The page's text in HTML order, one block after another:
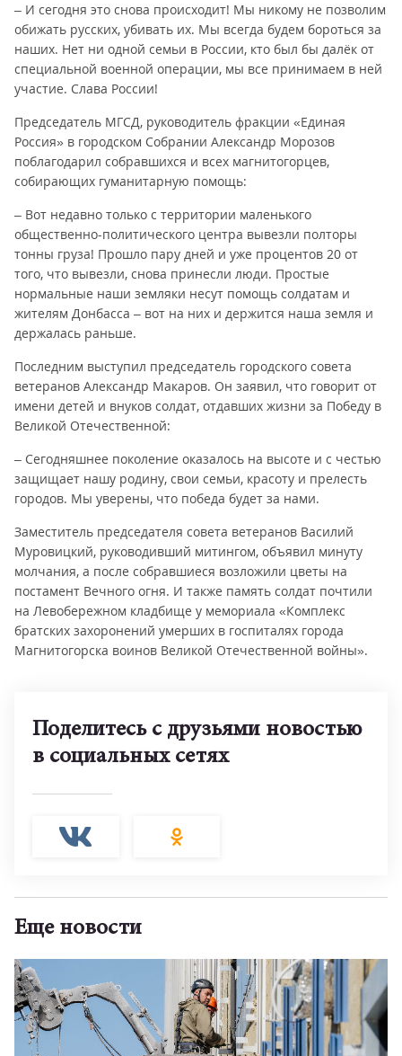
– И сегодня это снова происходит! Мы никому не позволим
обижать русских, убивать их. Мы всегда будем бороться за
наших. Нет ни одной семьи в России, кто был бы далёк от
специальной военной операции, мы все принимаем в ней
участие. Слава России!
Председатель МГСД, руководитель фракции «Единая
Россия» в городском Собрании Александр Морозов
поблагодарил собравшихся и всех магнитогорцев,
собирающих гуманитарную помощь:
– Вот недавно только с территории маленького
общественно-политического центра вывезли полторы
тонны груза! Прошло пару дней и уже процентов 20 от
того, что вывезли, снова принесли люди. Простые
нормальные наши земляки несут помощь солдатам и
жителям Донбасса – вот на них и держится наша земля и
держалась раньше.
Последним выступил председатель городского совета
ветеранов Александр Макаров. Он заявил, что говорит от
имени детей и внуков солдат, отдавших жизни за Победу в
Великой Отечественной:
– Сегодняшнее поколение оказалось на высоте и с честью
защищает нашу родину, свои семьи, красоту и прелесть
городов. Мы уверены, что победа будет за нами.
Заместитель председателя совета ветеранов Василий
Муровицкий, руководивший митингом, объявил минуту
молчания, а после собравшиеся возложили цветы на
постамент Вечного огня. И также память солдат почтили
на Левобережном кладбище у мемориала «Комплекс
братских захоронений умерших в госпиталях города
Магнитогорска воинов Великой Отечественной войны».
Поделитесь с друзьями новостью
в социальных сетях
Еще новости